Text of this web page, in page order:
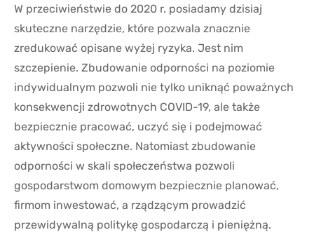
W przeciwieństwie do 2020 r. posiadamy dzisiaj
skuteczne narzędzie, które pozwala znacznie
zredukować opisane wyżej ryzyka. Jest nim
szczepienie. Zbudowanie odporności na poziomie
indywidualnym pozwoli nie tylko uniknąć poważnych
konsekwencji zdrowotnych COVID-19, ale także
bezpiecznie pracować, uczyć się i podejmować
aktywności społeczne. Natomiast zbudowanie
odporności w skali społeczeństwa pozwoli
gospodarstwom domowym bezpiecznie planować,
firmom inwestować, a rządzącym prowadzić
przewidywalną politykę gospodarczą i pieniężną.